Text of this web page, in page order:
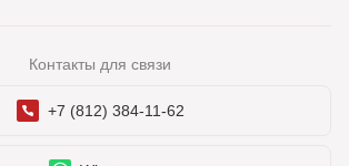
Контакты для связи
+7 (812) 384-11-62